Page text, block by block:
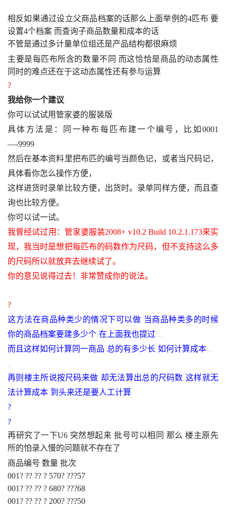
相反如果通过设立父商品档案的话那么上面举例的4匹布 要
设置4个档案 而查询子商品数量和成本的话
不管是通过多计量单位组还是产品结构都很麻烦
主要是每匹布所含的数量不同 而这恰恰是商品的动态属性
同时的难点还在于这动态属性还有参与运算
?
我给你一个建议
你可以试试用管家婆的服装版
具体方法是：同一种布每匹布建一个编号，比如 0001
—-9999
然后在基本资料里把布匹的编号当颜色记，或者当尺码记，
具体看你怎么操作方便，
这样进货时录单比较方便，出货时。录单同样方便，而且查
询也比较方便。
你可以试一试。
我曾经试过用：管家婆服装2008+ v10.2 Build 10.2.1.173来实
现，我当时是想把每匹布的码数作为尺码，但不支持这么多
的尺码所以就放弃去继续试了。
你的意见说得过去！非常赞成你的说法。
?
这方法在商品种类少的情况下可以做 当商品种类多的时候
你的商品档案要建多少个 在上面我也提过
而且这样如何计算同一商品 总的有多少长 如何计算成本
再则楼主所说按尺码来做 却无法算出总的尺码数 这样就无
法计算成本 到头来还是要人工计算
?
?
再研究了一下U6 突然想起来 批号可以相同 那么 楼主原先
所的怕录入慢的问题就不存在了
商品编号 数量 批次
001? ?? ?? ? 570? ???57
001? ?? ?? ? 680? ???68
001? ?? ?? ? 200? ???50